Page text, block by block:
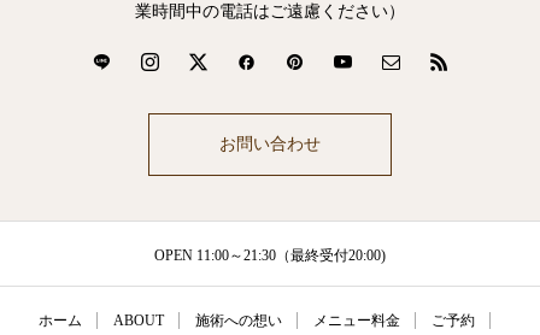
業時間中の電話はご遠慮ください）
お問い合わせ
OPEN 11:00～21:30（最終受付20:00)
ホーム ABOUT 施術への想い メニュー料金 ご予約